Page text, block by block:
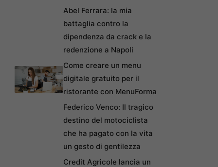
Abel Ferrara: la mia
battaglia contro la
dipendenza da crack e la
redenzione a Napoli
Come creare un menu
digitale gratuito per il
ristorante con MenuForma
Federico Venco: Il tragico
destino del motociclista
che ha pagato con la vita
un gesto di gentilezza
Credit Agricole lancia un